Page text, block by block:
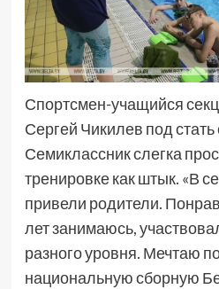
Спортсмен-учащийся
Сергей Чикилев под
Семиклассник слегка
тренировке как штык. «В
привели родители.
лет занимаюсь,
разного уровня. Мечтаю
национальную сборную